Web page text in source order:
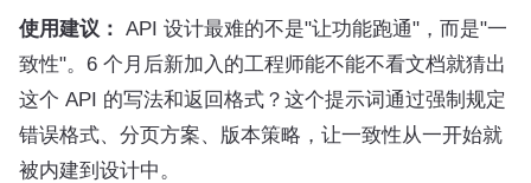
使用建议： API 设计最难的不是"让功能跑通"，而是"一
致性"。6 个月后新加入的工程师能不能不看文档就猜出
这个 API 的写法和返回格式？这个提示词通过强制规定
错误格式、分页方案、版本策略，让一致性从一开始就
被内建到设计中。